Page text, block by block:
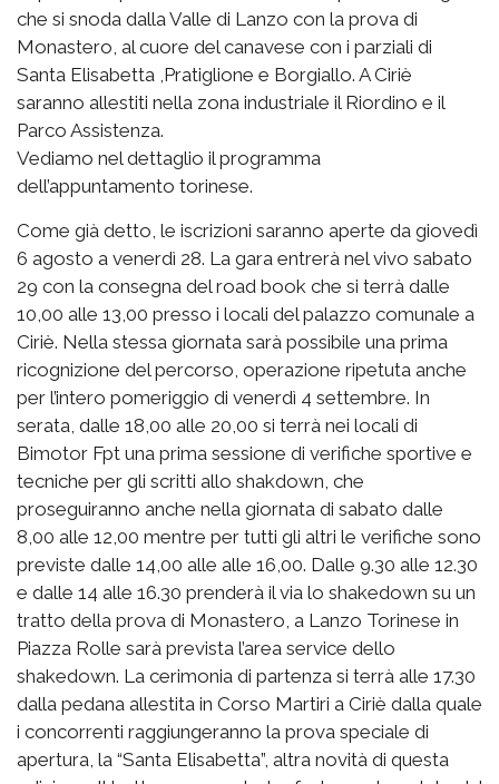
che si snoda dalla Valle di Lanzo con la prova di
Monastero, al cuore del canavese con i parziali di
Santa Elisabetta ,Pratiglione e Borgiallo. A Ciriè
saranno allestiti nella zona industriale il Riordino e il
Parco Assistenza.
Vediamo nel dettaglio il programma
dell’appuntamento torinese.
Come già detto, le iscrizioni saranno aperte da giovedì
6 agosto a venerdì 28. La gara entrerà nel vivo sabato
29 con la consegna del road book che si terrà dalle
10,00 alle 13,00 presso i locali del palazzo comunale a
Ciriè. Nella stessa giornata sarà possibile una prima
ricognizione del percorso, operazione ripetuta anche
per l’intero pomeriggio di venerdì 4 settembre. In
serata, dalle 18,00 alle 20,00 si terrà nei locali di
Bimotor Fpt una prima sessione di verifiche sportive e
tecniche per gli scritti allo shakdown, che
proseguiranno anche nella giornata di sabato dalle
8,00 alle 12,00 mentre per tutti gli altri le verifiche sono
previste dalle 14,00 alle alle 16,00. Dalle 9.30 alle 12.30
e dalle 14 alle 16.30 prenderà il via lo shakedown su un
tratto della prova di Monastero, a Lanzo Torinese in
Piazza Rolle sarà prevista l’area service dello
shakedown. La cerimonia di partenza si terrà alle 17.30
dalla pedana allestita in Corso Martiri a Ciriè dalla quale
i concorrenti raggiungeranno la prova speciale di
apertura, la “Santa Elisabetta”, altra novità di questa